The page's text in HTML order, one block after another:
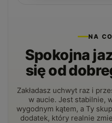
NA
Spokojna
się od
Zakładasz uchwyt raz i
w aucie. Jest stabilnie,
wygodnym kątem, a Ty
dodatek, który realnie